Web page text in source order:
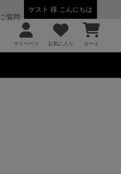
ゲスト 様 こんにちは
質問
マイページ お気に入り カート